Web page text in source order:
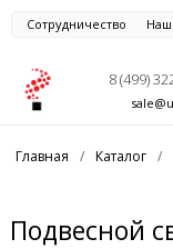
Сотрудничество
8 (499)
Главная / Каталог /
Подвесной